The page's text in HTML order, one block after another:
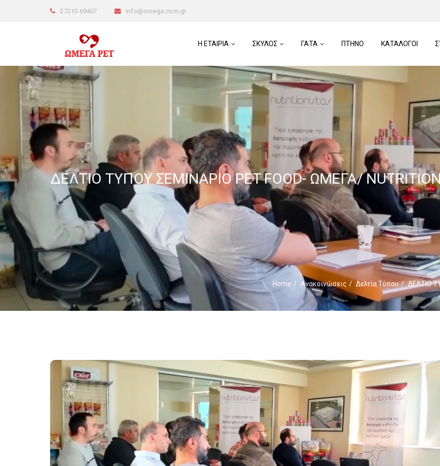
27210 69407 info@omega.com.gr
Η ΕΤΑΙΡΙΑ ΣΚΥΛΟΣ ΓΑΤΑ ΠTHNO ΚΑΤΑΛΟΓΟΙ
ΔΕΛΤΙΟ ΤΥΠΟΥ ΣΕΜΙΝΑΡΙΟ PET FOOD- ΩΜΕΓΑ/
Home Ανακοινώσεις Δελτία Τύπου ΔΕΛΤΙΟ